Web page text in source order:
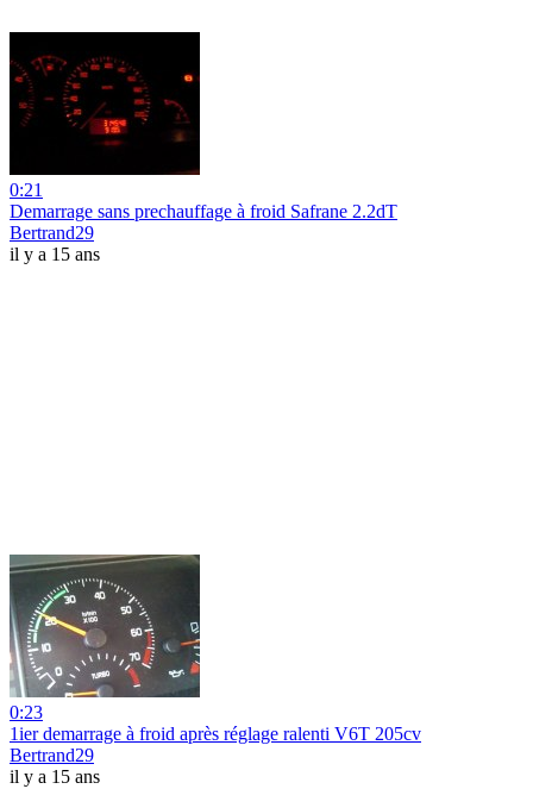
0:21
Demarrage sans prechauffage à froid Safrane 2.2dT
Bertrand29
il y a 15 ans
0:23
1ier demarrage à froid après réglage ralenti V6T 205cv
Bertrand29
il y a 15 ans